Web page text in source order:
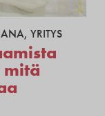
, YRITYS
mitä